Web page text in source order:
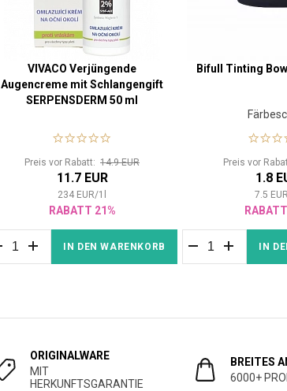
VIVACO Verjüngende
Augencreme mit Schlangengift
SERPENSDERM 50 ml
Preis vor Rabatt: 14.9 EUR
11.7 EUR
234 EUR/1
RABATT 21%
IN DEN WARENKORB
Bifull Tinting
Preis vor
1.8
7.5 EUR
IN
ORIGINALWARE
MIT
HERKUNFTSGARANTIE
BREITES
6000+